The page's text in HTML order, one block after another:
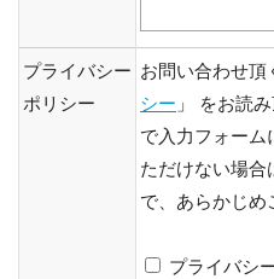
プライバシー
ポリシー
お問い合わせ頂
シー 」 をお読
で入力フォーム
ただけない場
で、あらかじめ
プライバシ